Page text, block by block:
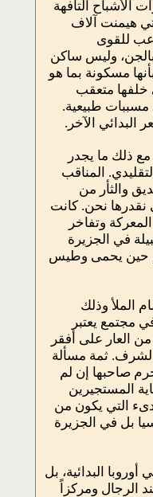
التافهة
هيمنت آلاف
للقوى
بالجن، وليس ساكن
مسكونة بما هو
خلفها متعقب
طبيعية.
البدائي الآخر.
ذلك ما يجدر
المناقب
والثأر من
نقدرها نحن. كانت
وتفاخر
في الجزيرة
حين يحمى وطيس
الملأ وذلك
مجتمع يعتبر
العار على أفقر
ثمة مسألة
صاحبها إن لم
المستجيرين
التي يكون من
بل في الجزيرة
البدائية، بل
الرجال ومركزاً